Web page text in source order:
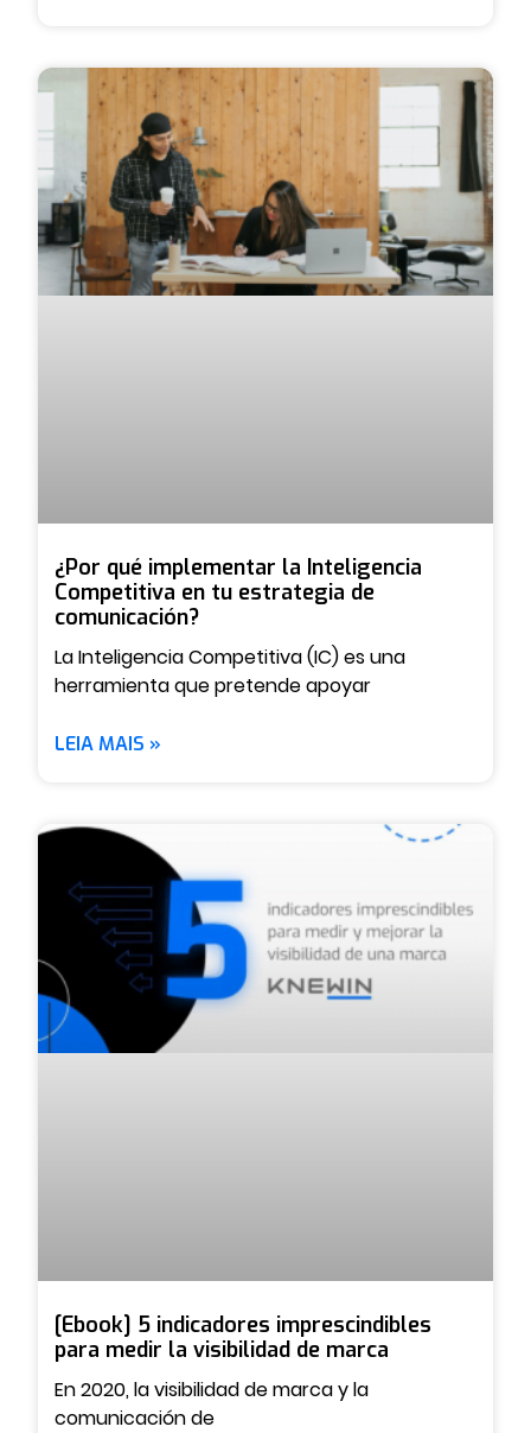
¿Por qué implementar la Inteligencia
Competitiva en tu estrategia de
comunicación?
La Inteligencia Competitiva (IC) es una
herramienta que pretende apoyar
LEIA MAIS »
[Ebook] 5 indicadores imprescindibles
para medir la visibilidad de marca
En 2020, la visibilidad de marca y la
comunicación de